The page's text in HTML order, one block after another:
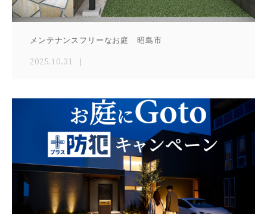
メンテナンスフリーなお庭 昭島市
2025.10.31